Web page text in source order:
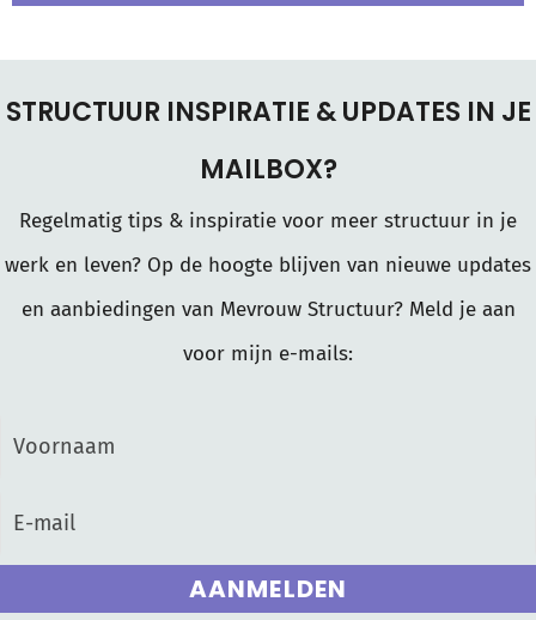
STRUCTUUR INSPIRATIE & UPDATES IN JE
MAILBOX?
Regelmatig tips & inspiratie voor meer structuur in je
werk en leven? Op de hoogte blijven van nieuwe updates
en aanbiedingen van Mevrouw Structuur? Meld je aan
voor mijn e-mails:
AANMELDEN